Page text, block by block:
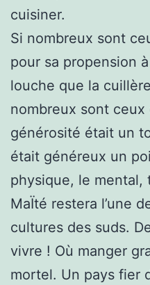
cuisiner.
Si nombreux sont
pour sa propension
louche que la
nombreux sont
générosité était un
était généreux un
physique, le mental,
MaÏté restera l’une
cultures des suds.
vivre ! Où manger
mortel. Un pays fier